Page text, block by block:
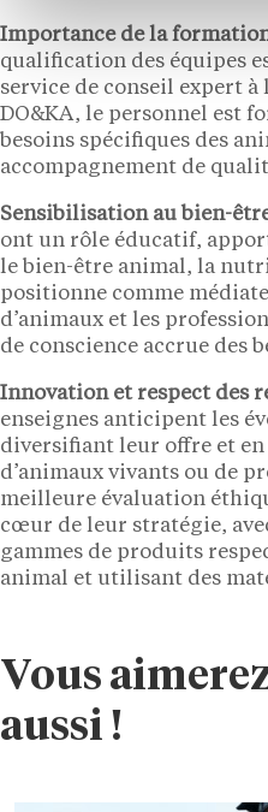
Importance de la
qualification des équipes
service de conseil expert à
DO&KA, le personnel est
besoins spécifiques des
accompagnement de
Sensibilisation au bien-
ont un rôle éducatif,
le bien-être animal, la
positionne comme
d’animaux et les
de conscience accrue des
Innovation et respect des
enseignes anticipent les
diversifiant leur offre et
d’animaux vivants ou de
meilleure évaluation
cœur de leur stratégie,
gammes de produits
animal et utilisant des
Vous
aussi !